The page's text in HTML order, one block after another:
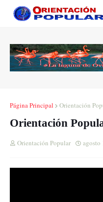
Página Principal Orientación
Orientación
Orientación Popular agosto